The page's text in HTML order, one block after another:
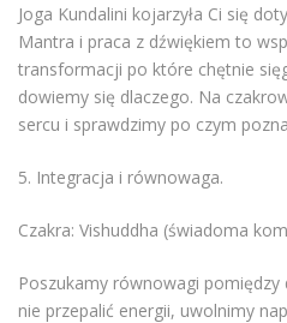
Joga Kundalini kojarzyła Ci się
Mantra i praca z dźwiękiem to
transformacji po które chętnie
dowiemy się dlaczego. Na
sercu i sprawdzimy po czym
5. Integracja i równowaga.
Czakra: Vishuddha (świadoma
Poszukamy równowagi
nie przepalić energii, uwolnimy